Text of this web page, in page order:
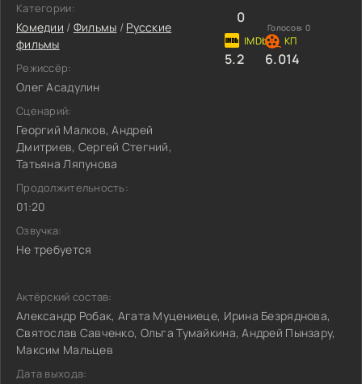
Категории:
Комедии / Фильмы / Русские
фильмы
Режиссёр:
Олег Асадулин
Сценарий:
Георгий Малков, Андрей
Дмитриев, Сергей Стегний,
Татьяна Ляпунова
Продолжительность:
01:20
Озвучка:
Не требуется
0
Голосов: 0
5.2 6.014
Актёрский состав:
Александр Робак, Агата Муцениеце, Ирина Безряднова,
Святослав Савченко, Ольга Тумайкина, Андрей Пынзару,
Максим Мальцев
Дата выхода: